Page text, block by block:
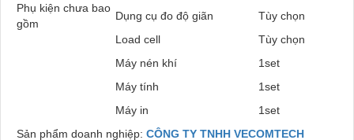
Phụ kiện chưa bao
gồm
Dụng cụ đo độ giãn
Tùy chọn
Load cell
Tùy chọn
Máy nén khí
1set
Máy tính
1set
Máy in
1set
Sản phẩm doanh nghiệp: CÔNG TY TNHH VECOMTECH